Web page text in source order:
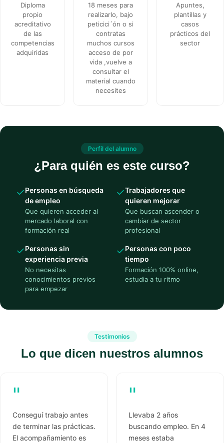
Diploma
propio
acreditativo
de las
competencias
adquiridas
18 meses para
realizarlo, bajo
peticici´ón o si
contratas
muchos cursos
acceso de por
vida ,vuelve a
consultar el
material cuando
necesites
Apuntes,
plantillas y
casos
prácticos del
sector
Perfil del alumno
¿Para quién es este curso?
✓Personas en búsqueda
de empleo
Que quieren acceder al
mercado laboral con
formación real
✓Trabajadores que
quieren mejorar
Que buscan ascender o
cambiar de sector
profesional
✓Personas sin
experiencia previa
No necesitas
conocimientos previos
para empezar
✓Personas con poco
tiempo
Formación 100% online,
estudia a tu ritmo
Testimonios
Lo que dicen nuestros alumnos
"
Conseguí trabajo antes
de terminar las prácticas.
El acompañamiento es
"
Llevaba 2 años
buscando empleo. En 4
meses estaba